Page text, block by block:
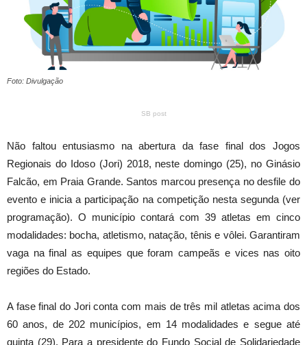
Foto: Divulgação
SB post
Não faltou entusiasmo na abertura da fase final dos Jogos
Regionais do Idoso (Jori) 2018, neste domingo (25), no Ginásio
Falcão, em Praia Grande. Santos marcou presença no desfile do
evento e inicia a participação na competição nesta segunda (ver
programação). O município contará com 39 atletas em cinco
modalidades: bocha, atletismo, natação, tênis e vôlei. Garantiram
vaga na final as equipes que foram campeãs e vices nas oito
regiões do Estado.
A fase final do Jori conta com mais de três mil atletas acima dos
60 anos, de 202 municípios, em 14 modalidades e segue até
quinta (29). Para a presidente do Fundo Social de Solidariedade